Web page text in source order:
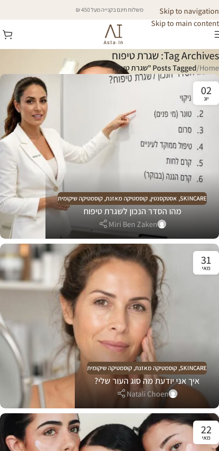
Skip to navigation
Skip to main content
משלוח חינם בקנייה מעל 450 ₪
Tag Archives: שגרת טיפוח
Home
/Posts Tagged "שגרת טיפוח"
02
יונ
SKINCARE
, אסטקסנטין, קוסמטיקה מאזנת, קוסמטיקה שיקומית
מהו הסדר הנכון לשגרת טיפוח
Miri Ben Zaken
31
מאי
SKINCARE
, קוסמטיקה מאזנת, קוסמטיקה שיקומית
איך אני יודעת מה סוג העור שלי?
Natali Choen
22
מאי